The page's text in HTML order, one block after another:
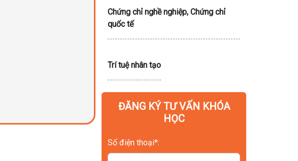
Chứng chỉ nghề nghiệp, Chứng chỉ
quốc tế
Trí tuệ nhân tạo
ĐĂNG KÝ TƯ VẤN KHÓA
HỌC
Số điện thoại*: